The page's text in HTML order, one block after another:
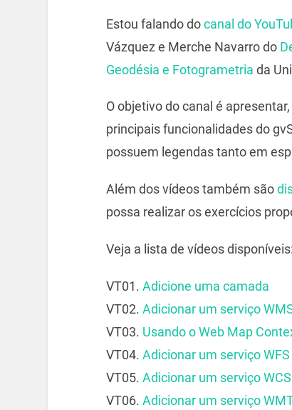
Estou falando docanal do
Vázquez e Merche Navarro do
Geodésia e Fotogrametria da
O objetivo do canal é
principais funcionalidades do
possuem legendas tanto em
Além dos vídeos também são
possa realizar os exercícios
Veja a lista de vídeos disponíveis:
VT01. Adicione uma camada
VT02. Adicionar um serviço
VT03. Usando o Web Map
VT04. Adicionar um serviço WFS
VT05. Adicionar um serviço WCS
VT06. Adicionar um serviço